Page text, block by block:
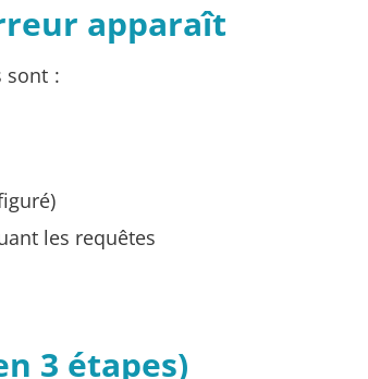
apparaît
sont :
les requêtes
3 étapes)